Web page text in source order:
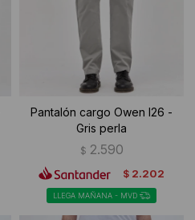
Pantalón cargo Owen I26 -
Gris perla
$ 2.590
$ 2.202
LLEGA MAÑANA - MVD